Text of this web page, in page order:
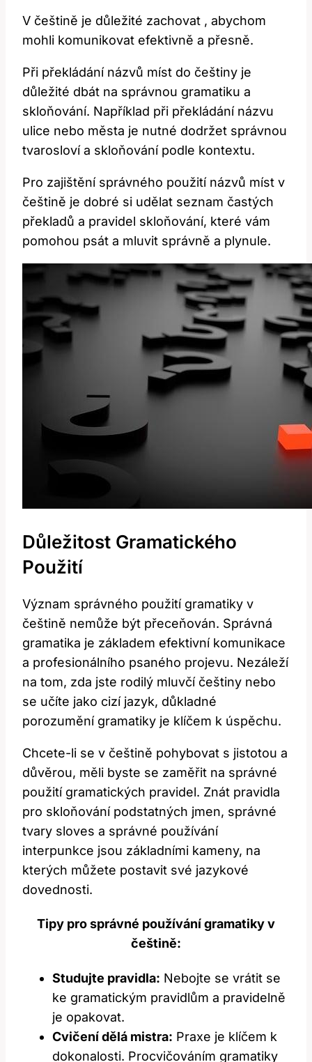
V češtině je ‍důležité ⁢zachovat , abychom
mohli ⁤komunikovat efektivně a přesně.
Při překládání názvů míst do češtiny je
důležité⁢ dbát na správnou gramatiku a
⁤skloňování. ⁤Například při⁣ překládání názvu​
ulice nebo města je ‍nutné dodržet správnou
tvarosloví a skloňování podle kontextu.
Pro zajištění správného použití názvů míst v ​
češtině je dobré si udělat seznam častých
‌překladů a pravidel skloňování, které vám
pomohou psát a mluvit správně a plynule.
Důležitost ⁤gramatického
Použití
Význam správného použití gramatiky v
⁢češtině nemůže být přeceňován. Správná⁢
gramatika je ‌základem efektivní komunikace
a profesionálního psaného projevu. Nezáleží
na tom, zda jste rodilý mluvčí češtiny nebo
se učíte jako cizí jazyk, důkladné
porozumění gramatiky je ⁣klíčem k úspěchu.
Chcete-li se v češtině pohybovat s jistotou a
důvěrou, ‌měli byste se zaměřit na správné
použití ‌gramatických pravidel. ⁣Znát pravidla
pro skloňování ‍podstatných jmen, správné
tvary sloves​ a správné ‌používání⁤
interpunkce jsou základními⁣ kameny, na
kterých můžete postavit své jazykové
dovednosti.
Tipy pro⁢ správné používání gramatiky v
češtině:
Studujte⁣ pravidla: Nebojte se vrátit se
ke gramatickým pravidlům a​ pravidelně
je opakovat.
Cvičení dělá mistra: Praxe je klíčem k
⁣dokonalosti. Procvičováním gramatiky